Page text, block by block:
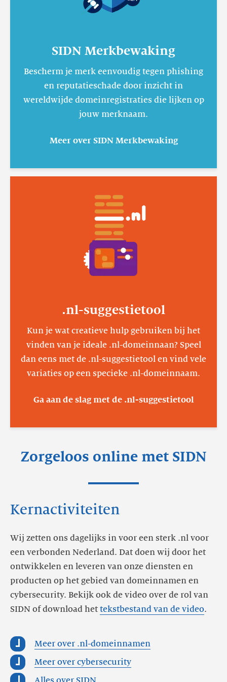
SIDN Merkbewaking
Bescherm je merk eenvoudig tegen phishing
en reputatieschade door inzicht in
wereldwijde domeinregistraties die lijken op
jouw merknaam.
Meer over SIDN Merkbewaking
.nl-suggestietool
Kun je wat creatieve hulp gebruiken bij het
vinden van je ideale .nl-domeinnaan? Speel
dan eens met de .nl-suggestietool en vind vele
variaties op een specieke .nl-domeinnaam.
Ga aan de slag met de .nl-suggestietool
meer
.nl-
suggestietool
Zorgeloos online met SIDN
Kernactiviteiten
Wij zetten ons dagelijks in voor een sterk .nl voor
een verbonden Nederland. Dat doen wij door het
ontwikkelen en leveren van onze diensten en
producten op het gebied van domeinnamen en
cybersecurity. Bekijk ook de video over de rol van
SIDN of download het tekstbestand van de video.
Meer over .nl-domeinnamen
Meer over cybersecurity